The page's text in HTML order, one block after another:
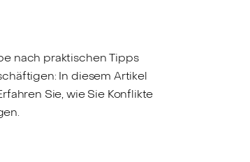
nach praktischen Tipps
In diesem Artikel
Sie, wie Sie Konflikte